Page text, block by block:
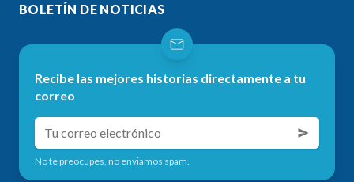
BOLETÍN DE NOTICIAS
Recibe las mejores historias directamente a tu
correo
No te preocupes, no enviamos spam.